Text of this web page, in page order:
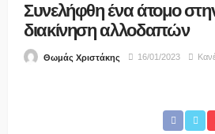
Συνελήφθη ένα άτομο
διακίνηση αλλοδαπών
Θωμάς Χριστάκης 16/01/2023